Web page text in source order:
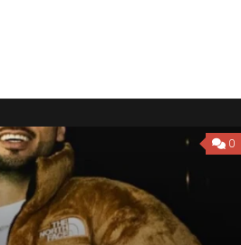
0